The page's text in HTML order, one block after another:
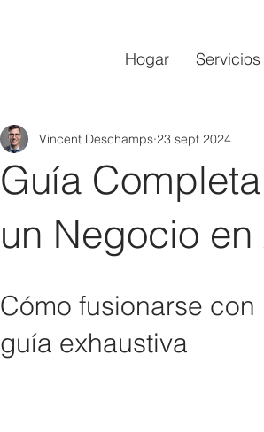
Hogar Servicios
Guía
un Negocio
Vincent Deschamps 23 sept 2024
Cómo fusionarse
guía exhaustiva